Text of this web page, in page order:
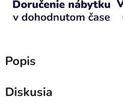
Popis
Diskusia